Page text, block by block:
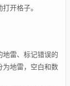
开格子。
地雷、标记错误的
为地雷，空白和数